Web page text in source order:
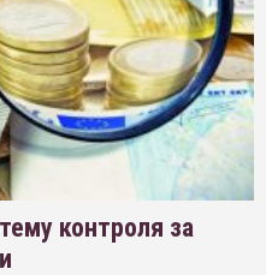
контроля за